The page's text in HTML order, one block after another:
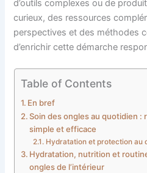
d’outils complexes ou de
curieux, des ressources
perspectives et des méthodes
d’enrichir cette démarche
Table of Contents
En bref
Soin des ongles au quotidien :
simple et efficace
Hydratation et protection au
Hydratation, nutrition et
ongles de l’intérieur